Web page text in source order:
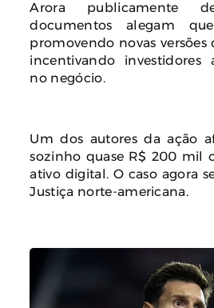
Arora publicamente
documentos alegam
promovendo novas
incentivando investidores
no negócio.
Um dos autores da ação
sozinho quase R$ 200 mil
ativo digital. O caso agora
Justiça norte-americana.